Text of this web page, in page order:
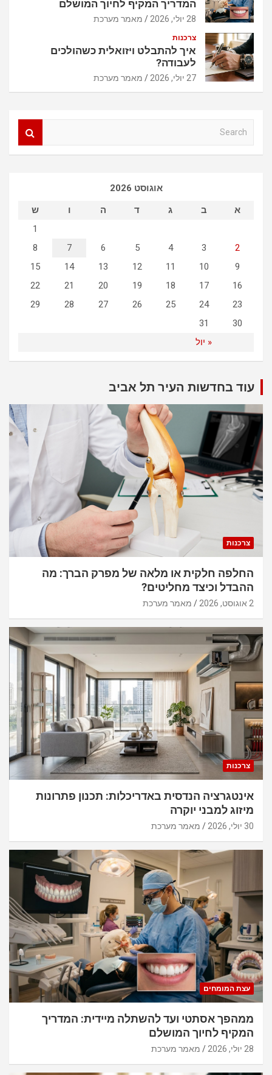
המדריך המקיף לחיוך המושלם
28 יולי, 2026 מאמר מערכת
צרכנות
איך להתבלט ויזואלית כשהולכים
לעבודה?
27 יולי, 2026 מאמר מערכת
אוגוסט 2026
א
ב ג ד ה ו ש
« יול
1
2
3
4
5
6
7
8
9
10
11
12
13
14
15
16
17
18
19
20
21
22
23
24
25
26
27
28
29
30
31
עוד בחדשות העיר תל אביב
צרכנות
החלפה חלקית או מלאה של מפרק הברך: מה
ההבדל וכיצד מחליטים?
2 אוגוסט, 2026 מאמר מערכת
צרכנות
אינטגרציה הנדסית באדריכלות: תכנון פתרונות
מיזוג למבני יוקרה
30 יולי, 2026 מאמר מערכת
עצת המומחים
ממהפך אסתטי ועד להשתלה מיידית: המדריך
המקיף לחיוך המושלם
28 יולי, 2026 מאמר מערכת